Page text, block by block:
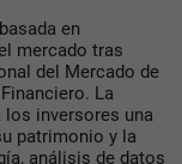
en
mercado tras
del Mercado de
La
inversores una
patrimonio y la
análisis de datos